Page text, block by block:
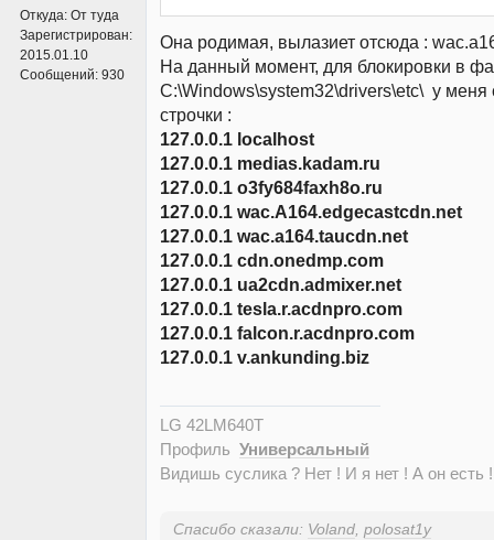
Откуда: От туда
Зарегистрирован:
2015.01.10
Сообщений: 930
Она родимая, вылазиет отсюда :
На данный момент, для блокировки в
С:\Windows\system32\drivers\etc\ у
строчки :
127.0.0.1 localhost
127.0.0.1 medias.kadam.ru
127.0.0.1 o3fy684faxh8o.ru
127.0.0.1 wac.A164.edgecastcdn.net
127.0.0.1 wac.a164.taucdn.net
127.0.0.1 cdn.onedmp.com
127.0.0.1 ua2cdn.admixer.net
127.0.0.1 tesla.r.acdnpro.com
127.0.0.1 falcon.r.acdnpro.com
127.0.0.1 v.ankunding.biz
LG 42LM640T
Профиль Универсальный
Видишь суслика ? Нет ! И я нет ! А он есть
Спасибо сказали: Voland polosat1y